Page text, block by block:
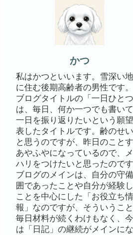
かつ
私はかつといいます。雪深い
に住む後期高齢者の男性です。
ブログタイトルの「一日ひとつ
は、毎日、何か一つでも書いて
一日を振り返りたいという願
表したタイトルです。齢のせ
と思うのですが、昨日のこと
あやふやになっているので、
ハリをつけたいと思ったのです
ブログのメインは、自分の守
囲であったことや自分が経験
ことを中心にした「お役立ち情
報」なのですが、そういうこ
毎日材料が続くわけもなく、
は「日記」の継続がメインに